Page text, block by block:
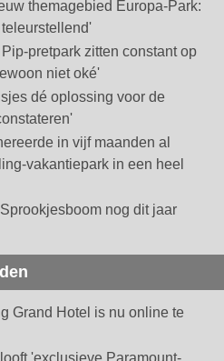
themagebied Europa-Park:
pretpark zitten constant op
niet oké'
dé oplossing voor de
in vijf maanden al
vakantiepark in een heel
nog dit jaar
Grand Hotel is nu online te